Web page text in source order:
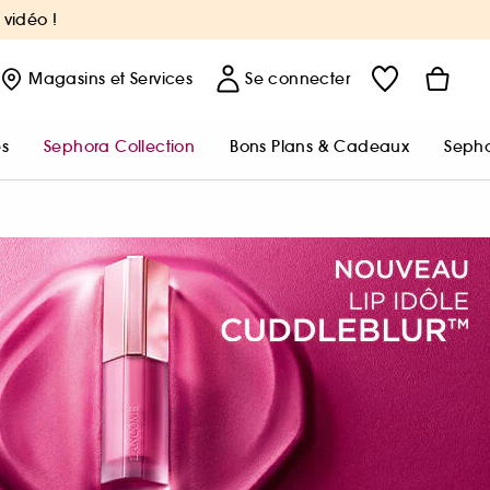
vidéo !
Magasins et Services Se connecter
Sephora Collection Bons Plans & Cadeaux